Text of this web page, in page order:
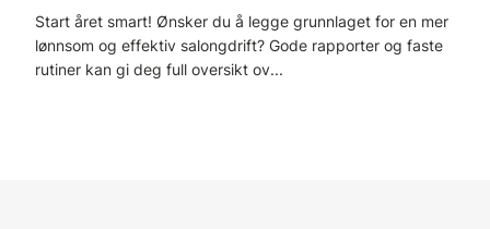
Start året smart! Ønsker du å legge grunnlaget for en mer
lønnsom og effektiv salongdrift? Gode rapporter og faste
rutiner kan gi deg full oversikt ov...